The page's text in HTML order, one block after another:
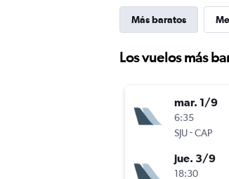
Más baratos
Los vuelos más
mar. 1/9
6:35
SJU-CAP
jue. 3/9
18:30